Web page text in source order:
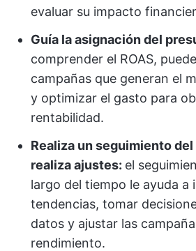
evaluar su impacto
Guía la asignación del
comprender el ROAS,
campañas que generan el
y optimizar el gasto para
rentabilidad.
Realiza un seguimiento
realiza ajustes: el
largo del tiempo le ayuda a
tendencias, tomar
datos y ajustar las
rendimiento.